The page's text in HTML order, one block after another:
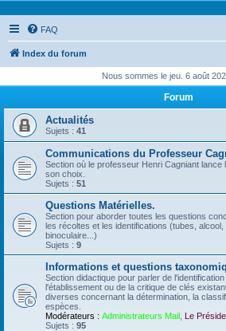
FAQ
Index du forum
Nous sommes le jeu. 6 août
Forum
Actualités
Sujets : 41
Communications du Professeur
Section où le professeur Henri Cagniant
son choix.
Sujets : 51
Questions Matérielles.
Section pour aborder toutes les questions
les récoltes et les identifications (tubes, alcool,
binoculaire...)
Sujets : 9
Informations et questions
Section didactique pour parler de
l'établissement ou de la critique de clés
diverses concernant la détermination, la
espèces.
Modérateurs : Administrateurs Mail Le
Sujets : 95